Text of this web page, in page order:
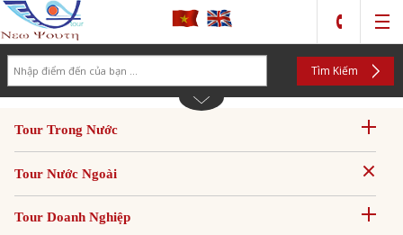
Tìm Kiếm
Tour Trong Nước
Tour Nước Ngoài
Tour Doanh Nghiệp